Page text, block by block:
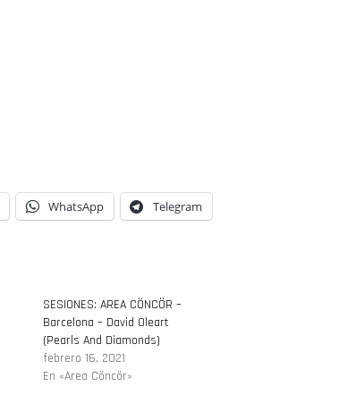
WhatsApp Telegram
SESIONES: AREA CÖNCÖR –
Barcelona – David Oleart
(Pearls And Diamonds)
febrero 16, 2021
En «Area Cöncör»